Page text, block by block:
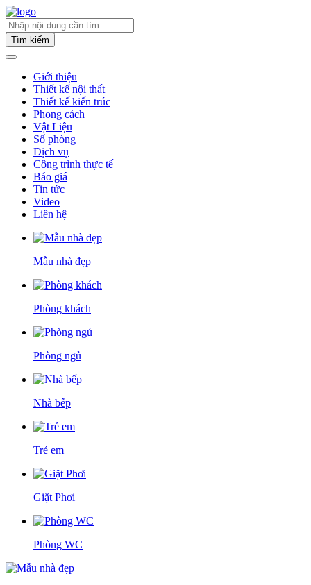
Tìm kiếm
Giới thiệu
Thiết kế nội thất
Thiết kế kiến trúc
Phong cách
Vật Liệu
Số phòng
Dịch vụ
Công trình thực tế
Báo giá
Tin tức
Video
Liên hệ
Mẫu nhà đẹp
Phòng khách
Phòng ngủ
Nhà bếp
Trẻ em
Giặt Phơi
Phòng WC